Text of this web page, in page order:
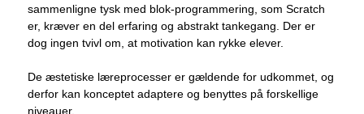
sammenligne tysk med blok-programmering, som Scratch
er, kræver en del erfaring og abstrakt tankegang. Der er
dog ingen tvivl om, at motivation kan rykke elever.
De æstetiske læreprocesser er gældende for udkommet, og
derfor kan konceptet adaptere og benyttes på forskellige
niveauer.